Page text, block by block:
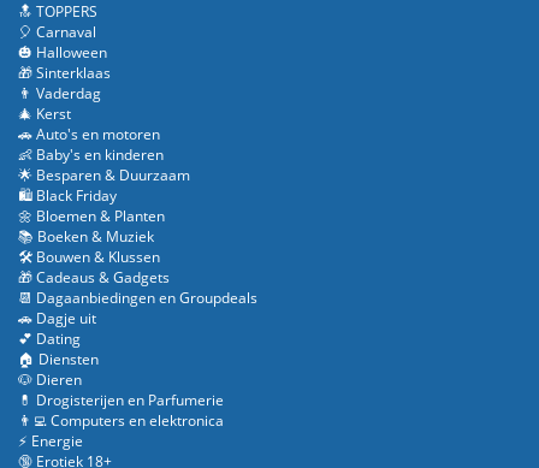
🔝 TOPPERS
🎈 Carnaval
🎃 Halloween
🎁 Sinterklaas
👨 Vaderdag
🎄 Kerst
🚗 Auto's en motoren
👶 Baby's en kinderen
🌟 Besparen & Duurzaam
🛍️ Black Friday
🌼 Bloemen & Planten
📚 Boeken & Muziek
🛠️ Bouwen & Klussen
🎁 Cadeaus & Gadgets
📆 Dagaanbiedingen en Groupdeals
🚗 Dagje uit
💕 Dating
🏠 Diensten
🐶 Dieren
💊 Drogisterijen en Parfumerie
👨‍💻 Computers en elektronica
⚡ Energie
🔞 Erotiek 18+